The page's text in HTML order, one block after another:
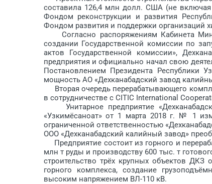
составила 126,4 млн долл. США (не
Фондом реконструкции и развития
Фондом развития и поддержки организаций
Согласно распоряжениям Кабинета
создании Государственной комиссии по
актов Государственной комиссии»,
предприятия и официально начал свою
Постановлением Президента Республики
мощность АО «Дехканабадский завод
Вторая очередь перерабатывающего
в сотрудничестве с CITIC International
Унитарное предприятие
«Узкимёсаноат» от 1 марта 2018 г. № 1
ограниченной ответственностью
ООО «Дехканабадский калийный завод»
Предприятие состоит из горного и
млн т руды и производству 600 тыс. т
строительство трёх крупных объектов
горного комплекса, создание
высоким напряжением ВЛ-110 кВ.